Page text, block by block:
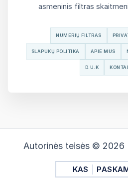
asmeninis filtras
NUMERIŲ FILTRAS
SLAPUKŲ POLITIKA APIE MUS
D.U.K
Autorinės teisės © 2026
KAS